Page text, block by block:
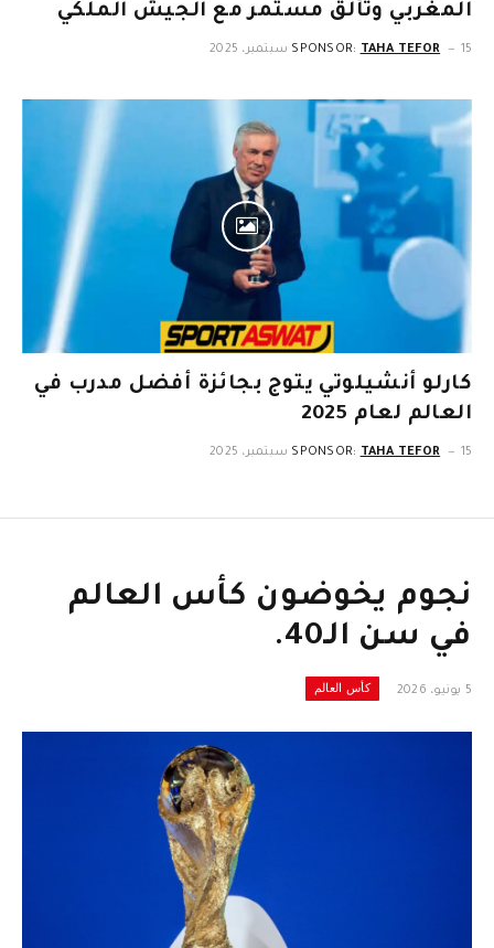
المغربي وتألق مستمر مع الجيش الملكي
SPONSOR:TAHA TEFOR 15 سبتمبر، 2025
كارلو أنشيلوتي يتوج بجائزة أفضل مدرب في
العالم لعام 2025
SPONSOR: TAHA TEFOR 15 سبتمبر، 2025
نجوم يخوضون كأس العالم
في سن الـ40.
5 يونيو، 2026 كأس العالم